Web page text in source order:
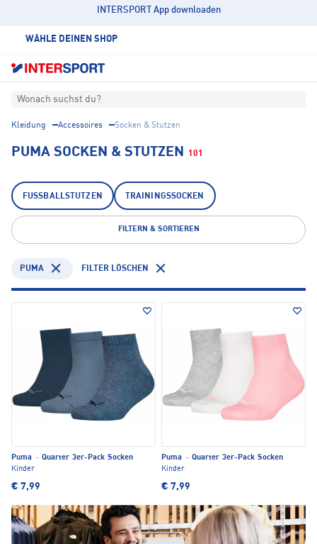
INTERSPORT App downloaden
WÄHLE DEINEN SHOP
Wonach suchst du?
Kleidung Accessoires Socken & Stutzen
PUMA SOCKEN & STUTZEN 101
FUSSBALLSTUTZEN TRAININGSSOCKEN
FILTERN & SORTIEREN
PUMA FILTER LÖSCHEN
Puma · Quarter 3er-Pack Socken
Kinder
€ 7,99
Puma · Quarter 3er-Pack Socken
Kinder
€ 7,99